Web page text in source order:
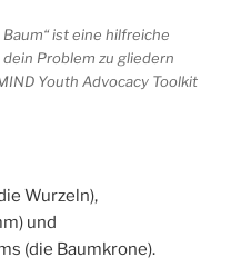
Baum“ ist eine hilfreiche
Problem zu gliedern
Youth Advocacy Toolkit
Wurzeln),
und
(die Baumkrone).